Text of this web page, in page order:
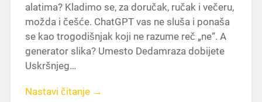
alatima? Kladimo se, za doručak, ručak i večeru,
možda i češće. ChatGPT vas ne sluša i ponaša
se kao trogodišnjak koji ne razume reč „ne“. A
generator slika? Umesto Dedamraza dobijete
Uskršnjeg…
Nastavi čitanje →